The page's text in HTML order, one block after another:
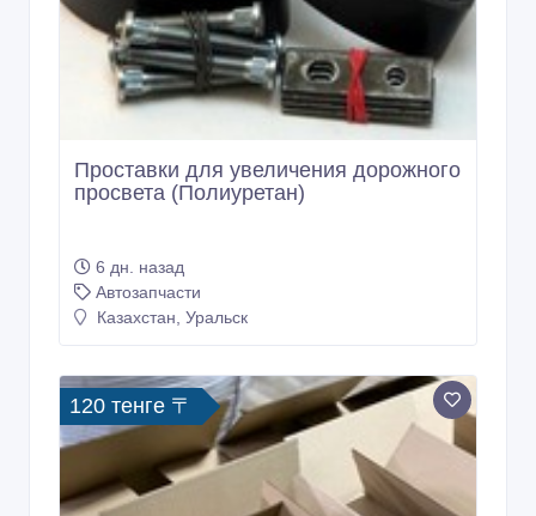
Проставки для увеличения дорожного
просвета (Полиуретан)
6 дн. назад
Автозапчасти
Казахстан, Уральск
120 тенге 〒